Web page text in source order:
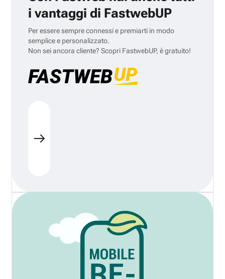
i vantaggi di FastwebUP
Per essere sempre connessi e premiarti in modo
semplice e personalizzato.
Non sei ancora cliente? Scopri FastwebUP, è gratuito!